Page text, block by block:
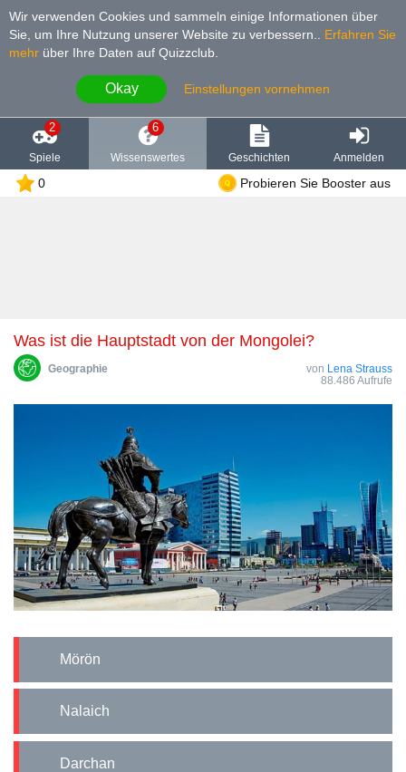
Wir verwenden Cookies und sammeln einige Informationen über
Sie, um Ihre Nutzung unserer Website zu verbessern.
Erfahren Sie
mehr über Ihre Daten auf Quizzclub.
Okay Einstellungen vornehmen
2
Spiele
6
Wissenswertes Geschichten Anmelden
0 Probieren Sie Booster aus
Was ist die Hauptstadt von der Mongolei?
Geographie von Lena Strauss
88.486 Aufrufe
Mörön
Nalaich
Darchan